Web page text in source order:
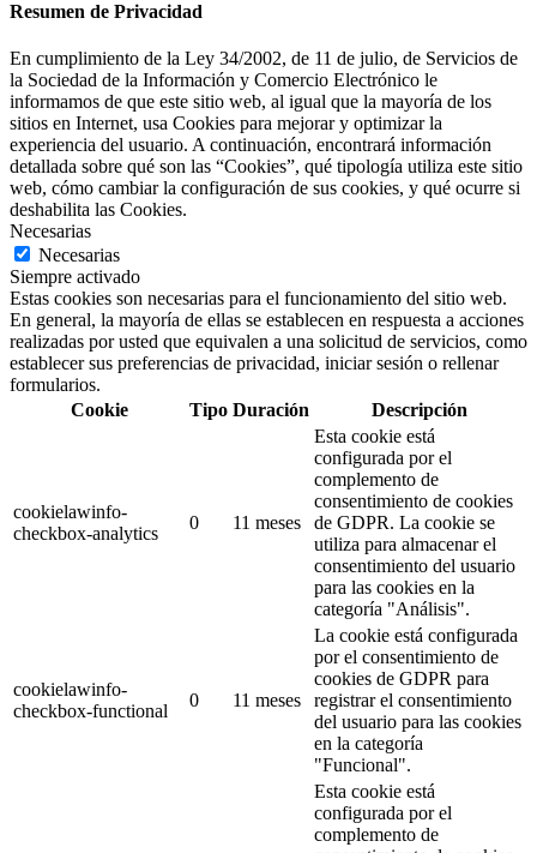
Resumen de Privacidad
En cumplimiento de la Ley 34/2002, de 11 de julio, de Servicios de
la Sociedad de la Información y Comercio Electrónico le
informamos de que este sitio web, al igual que la mayoría de los
sitios en Internet, usa Cookies para mejorar y optimizar la
experiencia del usuario. A continuación, encontrará información
detallada sobre qué son las “Cookies”, qué tipología utiliza este sitio
web, cómo cambiar la configuración de sus cookies, y qué ocurre si
deshabilita las Cookies.
Necesarias
Necesarias
Siempre activado
Estas cookies son necesarias para el funcionamiento del sitio web.
En general, la mayoría de ellas se establecen en respuesta a acciones
realizadas por usted que equivalen a una solicitud de servicios, como
establecer sus preferencias de privacidad, iniciar sesión o rellenar
formularios.
Cookie
Tipo Duración Descripción
cookielawinfo-
checkbox-analytics
0 11 meses
Esta cookie está
configurada por el
complemento de
consentimiento de cookies
de GDPR. La cookie se
utiliza para almacenar el
consentimiento del usuario
para las cookies en la
categoría "Análisis".
cookielawinfo-
checkbox-functional
0 11 meses
La cookie está configurada
por el consentimiento de
cookies de GDPR para
registrar el consentimiento
del usuario para las cookies
en la categoría
"Funcional".
Esta cookie está
configurada por el
complemento de